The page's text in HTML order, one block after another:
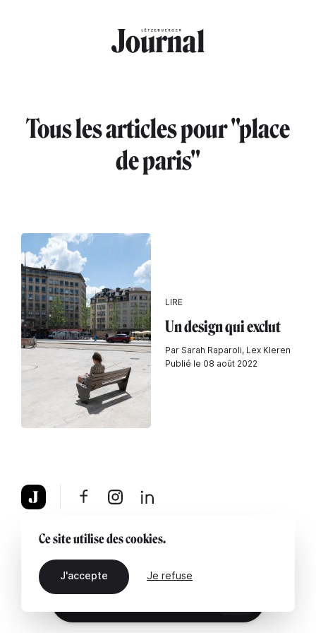
Tous les articles pour "place
de paris"
LIRE
Un design qui exclut
Par Sarah Raparoli, Lex Kleren
Publié le 08 août 2022
À propos Mentions légales Contactez-nous
Ce site utilise des cookies.
J'accepte Je refuse